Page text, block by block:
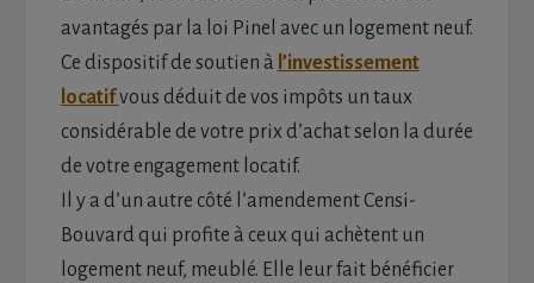
avantagés par la loi Pinel avec un logement neuf.
Ce dispositif de soutien à l’investissement
locatifvous déduit de vos impôts un taux
considérable de votre prix d’achat selon la durée
de votre engagement locatif.
Il y a d’un autre côté l’amendement Censi-
Bouvard qui profite à ceux qui achètent un
logement neuf, meublé. Elle leur fait bénéficier